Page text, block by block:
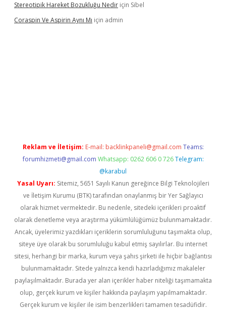
Stereotipik Hareket Bozukluğu Nedir için Sibel
Coraspin Ve Aspirin Aynı Mı için admin
Reklam ve İletişim: E-mail: backlinkpaneli@gmail.com Teams:
forumhizmeti@gmail.com Whatsapp: 0262 606 0 726 Telegram:
@karabul
Yasal Uyarı: Sitemiz, 5651 Sayılı Kanun gereğince Bilgi Teknolojileri
ve İletişim Kurumu (BTK) tarafından onaylanmış bir Yer Sağlayıcı
olarak hizmet vermektedir. Bu nedenle, sitedeki içerikleri proaktif
olarak denetleme veya araştırma yükümlülüğümüz bulunmamaktadır.
Ancak, üyelerimiz yazdıkları içeriklerin sorumluluğunu taşımakta olup,
siteye üye olarak bu sorumluluğu kabul etmiş sayılırlar. Bu internet
sitesi, herhangi bir marka, kurum veya şahıs şirketi ile hiçbir bağlantısı
bulunmamaktadır. Sitede yalnızca kendi hazırladığımız makaleler
paylaşılmaktadır. Burada yer alan içerikler haber niteliği taşımamakta
olup, gerçek kurum ve kişiler hakkında paylaşım yapılmamaktadır.
Gerçek kurum ve kişiler ile isim benzerlikleri tamamen tesadüfidir.